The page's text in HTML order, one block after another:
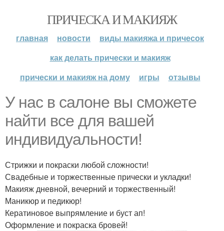
ПРИЧЕСКА И МАКИЯЖ
главная новости
виды макияжа и причесок
как делать прически и макияж
прически и макияж на дому
игры отзывы
У нас в салоне вы сможете
найти все для вашей
индивидуальности!
Стрижки и покраски любой сложности!
Свадебные и торжественные прически и укладки!
Макияж дневной, вечерний и торжественный!
Маникюр и педикюр!
Кератиновое выпрямление и буст ап!
Оформление и покраска бровей!